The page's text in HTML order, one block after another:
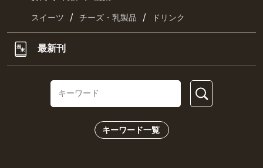
スイーツ / チーズ・乳製品 / ドリンク
最新刊
キーワード一覧